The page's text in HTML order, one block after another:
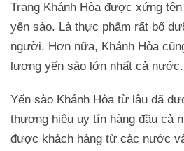
Trang Khánh Hòa được xứng
yến sào. Là thực phẩm rất bổ
người. Hơn nữa, Khánh Hòa
lượng yến sào lớn nhất cả nước.
Yến sào Khánh Hòa từ lâu đã
thương hiệu uy tín hàng đầu cả
được khách hàng từ các nước